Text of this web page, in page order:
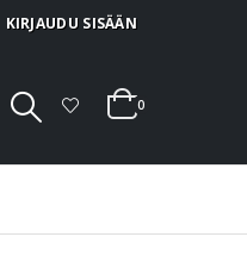
KIRJAUDU SISÄÄN
0